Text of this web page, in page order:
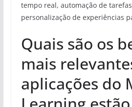
tempo real, automação de
personalização de experiências
Quais são os
mais
aplicações do